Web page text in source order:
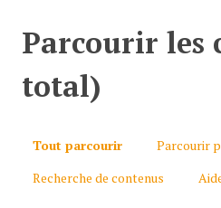
Parcourir les
total)
Tout parcourir
Parcourir
Recherche de contenus